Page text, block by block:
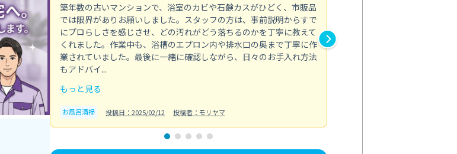
築年数の古いマンションで、浴室のカビや石鹸カスがひどく、市販品
では限界がありお願いしました。スタッフの方は、事前説明からすで
にプロらしさを感じさせ、どの汚れがどう落ちるのかを丁寧に教えて
くれました。作業中も、浴槽のエプロン内や排水口の奥まで丁寧に作
業されていました。最後に一緒に確認しながら、日々のお手入れ方法
もアドバイ...
もっと見る
お風呂清掃 投稿日：2025/02/12 投稿者：モリヤマ